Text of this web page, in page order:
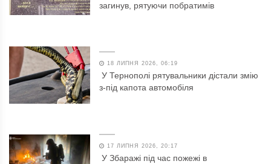
загинув, рятуючи побратимів
18 ЛИПНЯ 2026, 06:19
У Тернополі рятувальники дістали змію
з-під капота автомобіля
17 ЛИПНЯ 2026, 20:17
У Збаражі під час пожежі в